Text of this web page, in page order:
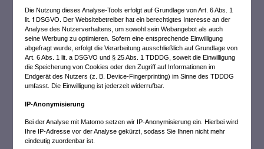
Die Nutzung dieses Analyse-Tools erfolgt auf Grundlage von Art. 6 Abs. 1
lit. f DSGVO. Der Websitebetreiber hat ein berechtigtes Interesse an der
Analyse des Nutzerverhaltens, um sowohl sein Webangebot als auch
seine Werbung zu optimieren. Sofern eine entsprechende Einwilligung
abgefragt wurde, erfolgt die Verarbeitung ausschließlich auf Grundlage von
Art. 6 Abs. 1 lit. a DSGVO und § 25 Abs. 1 TDDDG, soweit die Einwilligung
die Speicherung von Cookies oder den Zugriff auf Informationen im
Endgerät des Nutzers (z. B. Device-Fingerprinting) im Sinne des TDDDG
umfasst. Die Einwilligung ist jederzeit widerrufbar.
IP-Anonymisierung
Bei der Analyse mit Matomo setzen wir IP-Anonymisierung ein. Hierbei wird
Ihre IP-Adresse vor der Analyse gekürzt, sodass Sie Ihnen nicht mehr
eindeutig zuordenbar ist.